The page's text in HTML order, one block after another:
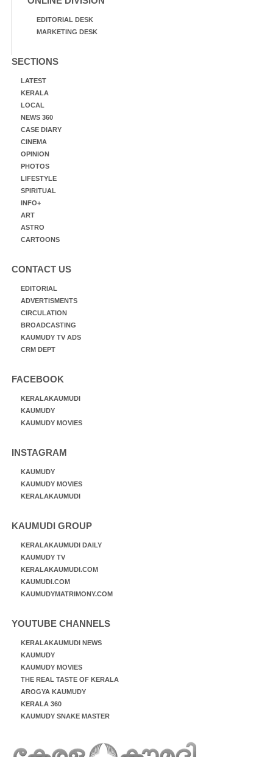
EDITORIAL DESK
MARKETING DESK
SECTIONS
LATEST
KERALA
LOCAL
NEWS 360
CASE DIARY
CINEMA
OPINION
PHOTOS
LIFESTYLE
SPIRITUAL
INFO+
ART
ASTRO
CARTOONS
CONTACT US
EDITORIAL
ADVERTISMENTS
CIRCULATION
BROADCASTING
KAUMUDY TV ADS
CRM DEPT
FACEBOOK
KERALAKAUMUDI
KAUMUDY
KAUMUDY MOVIES
INSTAGRAM
KAUMUDY
KAUMUDY MOVIES
KERALAKAUMUDI
KAUMUDI GROUP
KERALAKAUMUDI DAILY
KAUMUDY TV
KERALAKAUMUDI.COM
KAUMUDI.COM
KAUMUDYMATRIMONY.COM
YOUTUBE CHANNELS
KERALAKAUMUDI NEWS
KAUMUDY
KAUMUDY MOVIES
THE REAL TASTE OF KERALA
AROGYA KAUMUDY
KERALA 360
KAUMUDY SNAKE MASTER